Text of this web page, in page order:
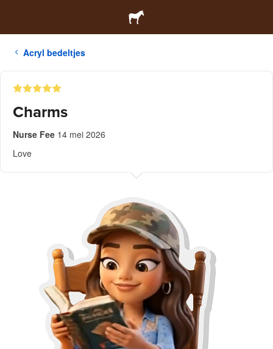
Acryl bedeltjes
Charms
Nurse Fee 14 mei 2026
Love